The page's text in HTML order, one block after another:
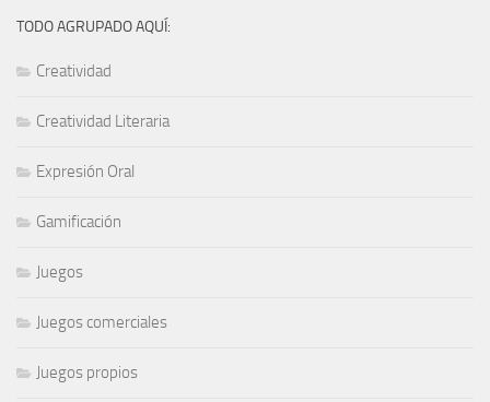
TODO AGRUPADO AQUÍ:
Creatividad
Creatividad Literaria
Expresión Oral
Gamificación
Juegos
Juegos comerciales
Juegos propios